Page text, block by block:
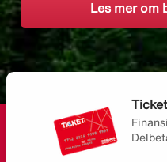
Les mer